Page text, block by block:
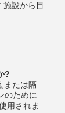
施設から目
?
または隔
のために
用されま